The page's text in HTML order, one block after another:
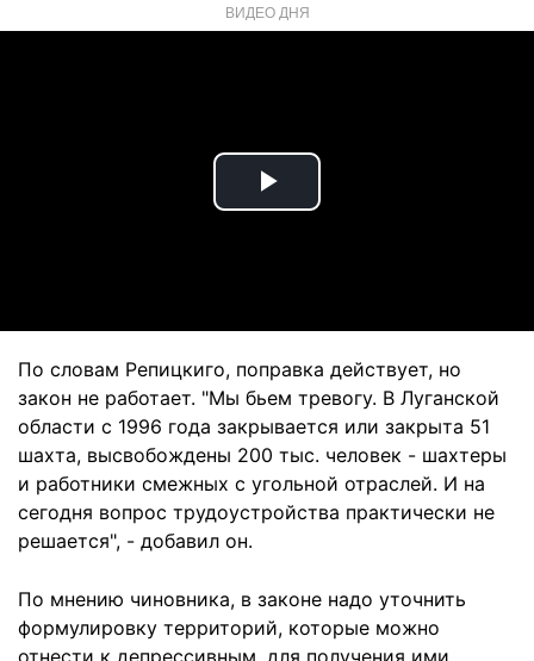
ВИДЕО ДНЯ
Play
По словам Репицкиго, поправка действует, но
закон не работает. "Мы бьем тревогу. В Луганской
области с 1996 года закрывается или закрыта 51
шахта, высвобождены 200 тыс. человек - шахтеры
и работники смежных с угольной отраслей. И на
сегодня вопрос трудоустройства практически не
решается", - добавил он.
По мнению чиновника, в законе надо уточнить
формулировку территорий, которые можно
отнести к депрессивным, для получения ими